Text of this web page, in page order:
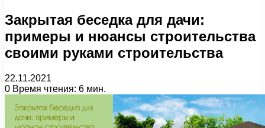
Закрытая беседка для дачи:
примеры и нюансы строительства
своими руками строительства
22.11.2021
0 Время чтения: 6 мин.